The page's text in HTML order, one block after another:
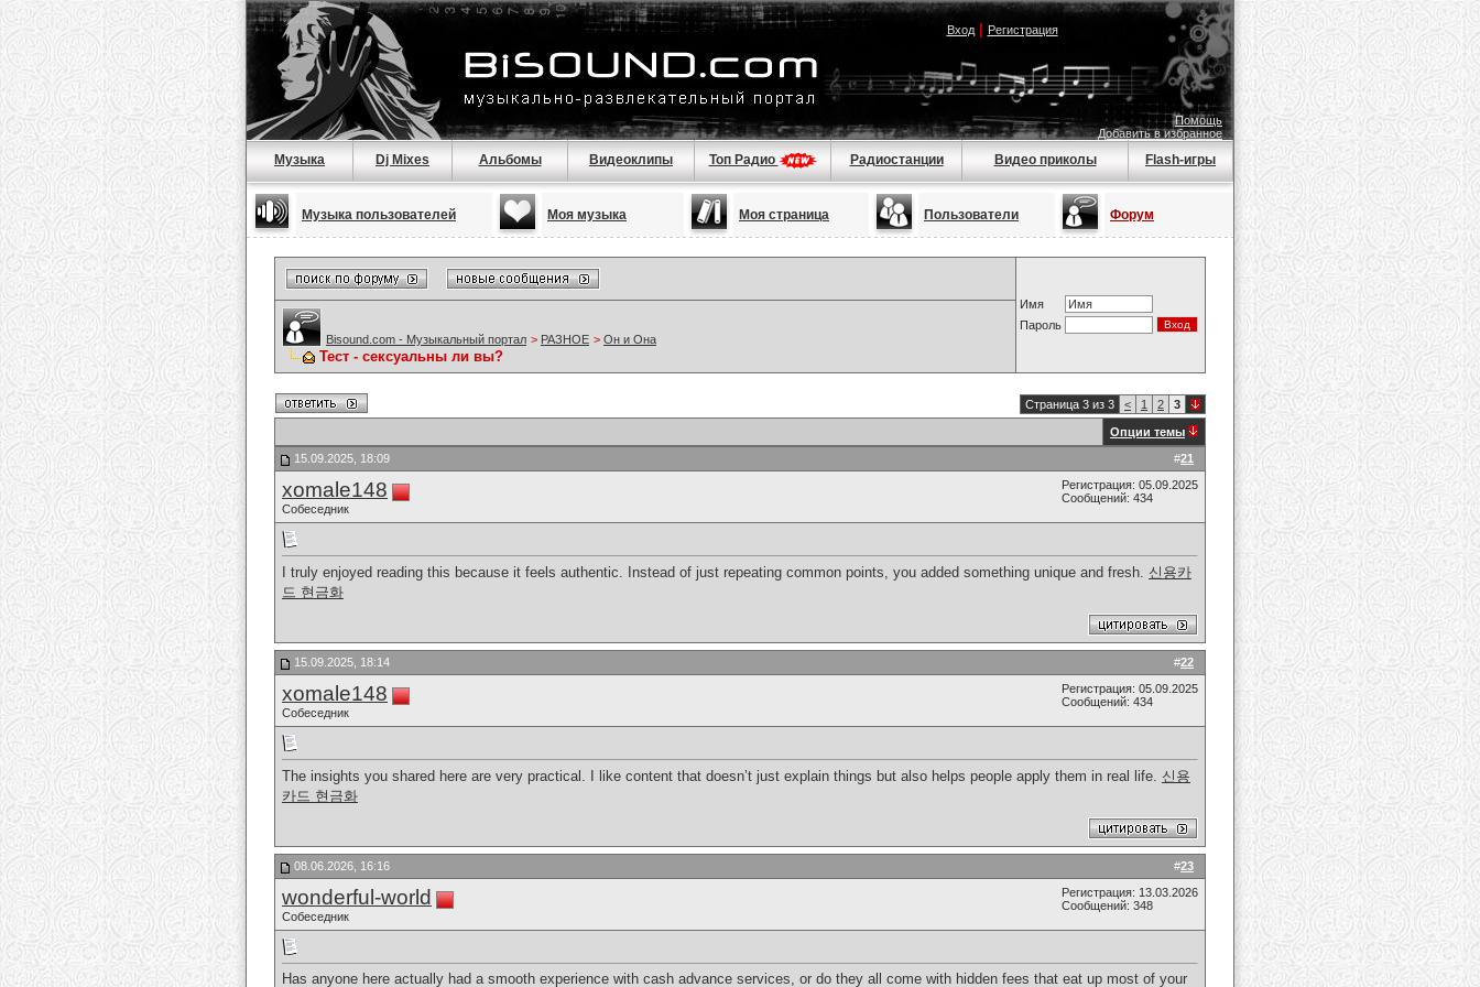
Вход| Регистрация
Помощь
Добавить в избранное
Музыка Dj Mixes Альбомы Видеоклипы Топ Радио Радиостанции Видео приколы Flash-игры
Музыка пользователей Моя музыка Моя страница Пользователи Форум
Имя
Пароль
Bisound.com - Музыкальный портал > РАЗНОЕ > Он и Она
Тест - сексуальны ли вы?
Страница 3 из 3 < 1 2 3
Опции темы
#21
15.09.2025, 18:09
xomale148
Собеседник
Регистрация: 05.09.2025
Сообщений: 434
I truly enjoyed reading this because it feels authentic. Instead of just repeating common points, you added something unique and fresh. 신용카
드 현금화
#22
15.09.2025, 18:14
xomale148
Собеседник
Регистрация: 05.09.2025
Сообщений: 434
The insights you shared here are very practical. I like content that doesn’t just explain things but also helps people apply them in real life. 신용
카드 현금화
#23
08.06.2026, 16:16
wonderful-world
Собеседник
Регистрация: 13.03.2026
Сообщений: 348
Has anyone here actually had a smooth experience with cash advance services, or do they all come with hidden fees that eat up most of your